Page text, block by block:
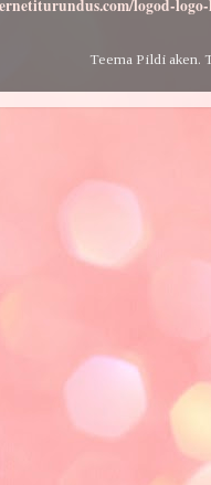
logod-
Teema Pildi aken.